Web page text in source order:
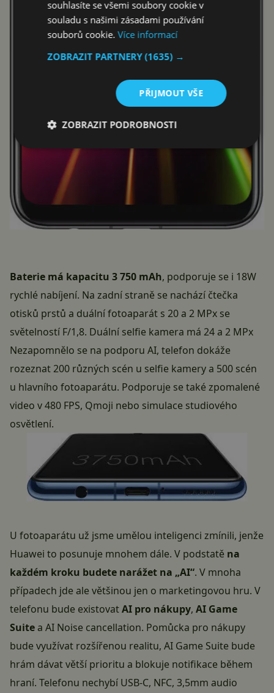
Baterie má kapacitu 3 750 mAh, podporuje se i 18W
rychlé nabíjení. Na zadní straně se nachází čtečka
otisků prstů a duální fotoaparát s 20 a 2 MPx se
světelností F/1,8. Duální selfie kamera má 24 a 2 MPx
Nezapomnělo se na podporu AI, telefon dokáže
rozeznat 200 různých scén u selfie kamery a 500 scén
u hlavního fotoaparátu. Podporuje se také zpomalené
video v 480 FPS, Qmoji nebo simulace studiového
osvětlení.
U fotoaparátu už jsme umělou inteligenci zmínili, jenže
Huawei to posunuje mnohem dále. V podstatě na
každém kroku budete narážet na „AI“. V mnoha
případech jde ale většinou jen o marketingovou hru. V
telefonu bude existovatAI pro nákupy, AI Game
Suitea AI Noise cancellation. Pomůcka pro nákupy
bude využívat rozšířenou realitu, AI Game Suite bude
hrám dávat větší prioritu a blokuje notifikace během
hraní. Telefonu nechybí USB-C, NFC, 3,5mm audio
souhlasíte se všemi soubory cookie v
souladu s našimi zásadami používání
souborů cookie.Více informací
ZOBRAZIT PARTNERY(1635) →
PŘIJMOUT VŠE
ZOBRAZIT PODROBNOSTI